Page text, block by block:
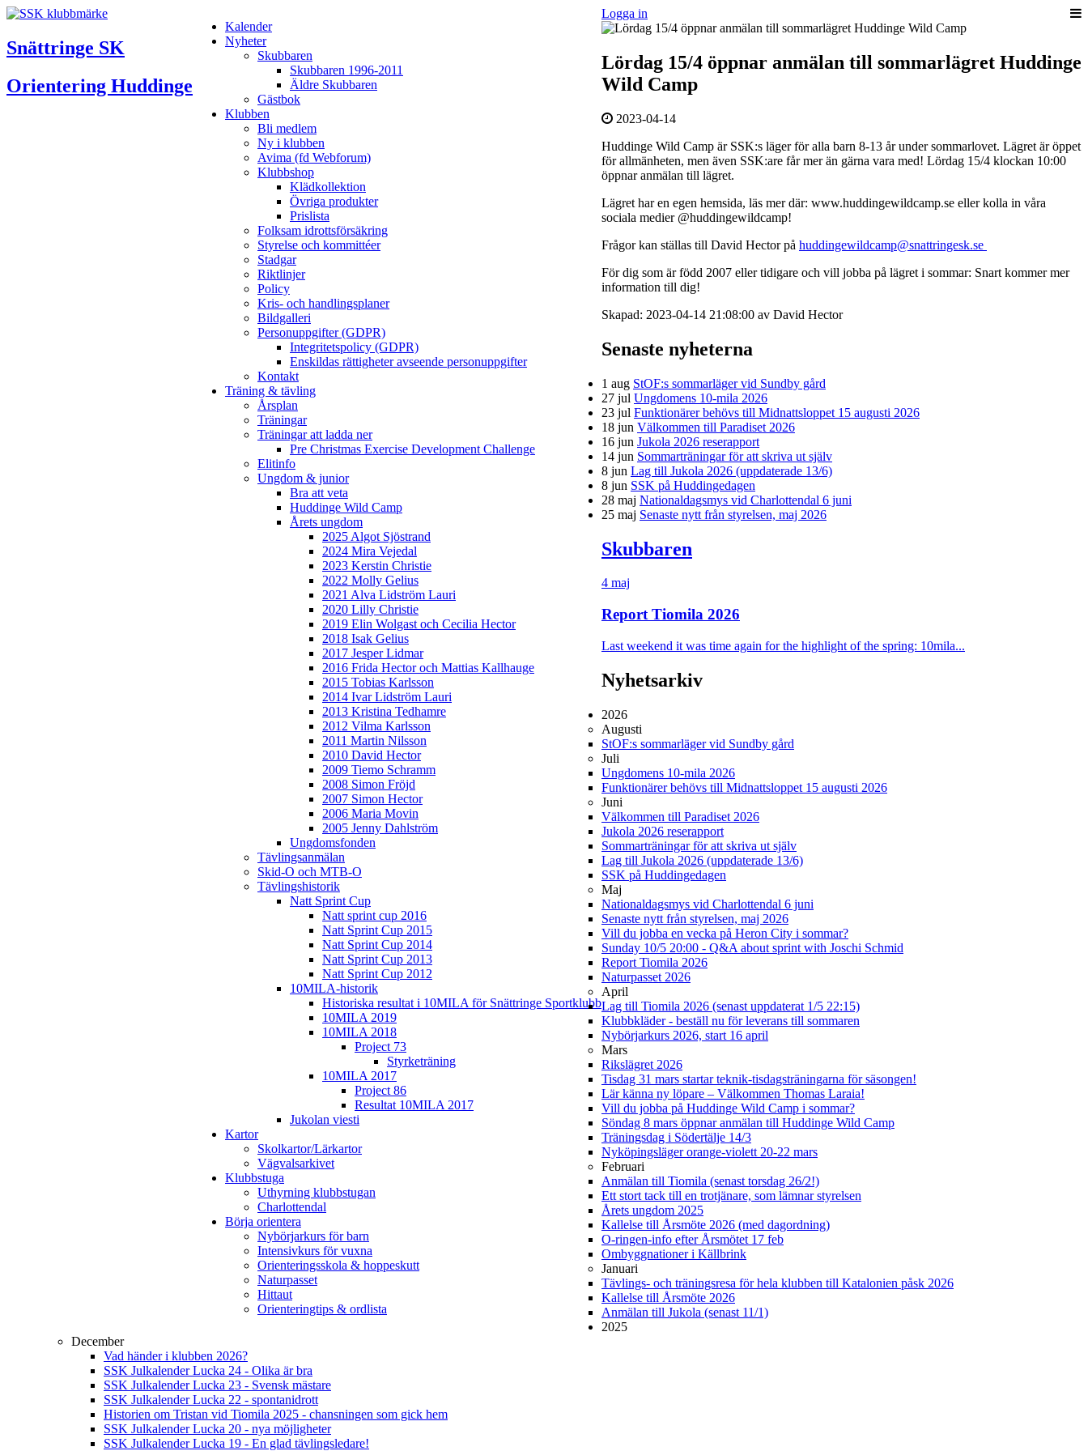
Logga in
Snättringe SK
Orientering Huddinge
Kalender
Nyheter
Skubbaren
Skubbaren 1996-2011
Äldre Skubbaren
Gästbok
Klubben
Bli medlem
Ny i klubben
Avima (fd Webforum)
Klubbshop
Klädkollektion
Övriga produkter
Prislista
Folksam idrottsförsäkring
Styrelse och kommittéer
Stadgar
Riktlinjer
Policy
Kris- och handlingsplaner
Bildgalleri
Personuppgifter (GDPR)
Integritetspolicy (GDPR)
Enskildas rättigheter avseende personuppgifter
Kontakt
Träning & tävling
Årsplan
Träningar
Träningar att ladda ner
Pre Christmas Exercise Development Challenge
Elitinfo
Ungdom & junior
Bra att veta
Huddinge Wild Camp
Årets ungdom
2025 Algot Sjöstrand
2024 Mira Vejedal
2023 Kerstin Christie
2022 Molly Gelius
2021 Alva Lidström Lauri
2020 Lilly Christie
2019 Elin Wolgast och Cecilia Hector
2018 Isak Gelius
2017 Jesper Lidmar
2016 Frida Hector och Mattias Kallhauge
2015 Tobias Karlsson
2014 Ivar Lidström Lauri
2013 Kristina Tedhamre
2012 Vilma Karlsson
2011 Martin Nilsson
2010 David Hector
2009 Tiemo Schramm
2008 Simon Fröjd
2007 Simon Hector
2006 Maria Movin
2005 Jenny Dahlström
Ungdomsfonden
Tävlingsanmälan
Skid-O och MTB-O
Tävlingshistorik
Natt Sprint Cup
Natt sprint cup 2016
Natt Sprint Cup 2015
Natt Sprint Cup 2014
Natt Sprint Cup 2013
Natt Sprint Cup 2012
10MILA-historik
Historiska resultat i 10MILA för Snättringe Sportklubb
10MILA 2019
10MILA 2018
Project 73
Styrketräning
10MILA 2017
Project 86
Resultat 10MILA 2017
Jukolan viesti
Kartor
Skolkartor/Lärkartor
Vägvalsarkivet
Klubbstuga
Uthyrning klubbstugan
Charlottendal
Börja orientera
Nybörjarkurs för barn
Intensivkurs för vuxna
Orienteringsskola & hoppeskutt
Naturpasset
Hittaut
Orienteringtips & ordlista
Lördag 15/4 öppnar anmälan till sommarlägret Huddinge
Wild Camp
2023-04-14
Huddinge Wild Camp är SSK:s läger för alla barn 8-13 år under sommarlovet. Lägret är öppet
för allmänheten, men även SSK:are får mer än gärna vara med! Lördag 15/4 klockan 10:00
öppnar anmälan till lägret.
Lägret har en egen hemsida, läs mer där: www.huddingewildcamp.se eller kolla in våra
sociala medier @huddingewildcamp!
Frågor kan ställas till David Hector på huddingewildcamp@snattringesk.se
För dig som är född 2007 eller tidigare och vill jobba på lägret i sommar: Snart kommer mer
information till dig!
Skapad: 2023-04-14 21:08:00 av David Hector
Senaste nyheterna
1 aug StOF:s sommarläger vid Sundby gård
27 jul Ungdomens 10-mila 2026
23 jul Funktionärer behövs till Midnattsloppet 15 augusti 2026
18 jun Välkommen till Paradiset 2026
16 jun Jukola 2026 reserapport
14 jun Sommarträningar för att skriva ut själv
8 jun Lag till Jukola 2026 (uppdaterade 13/6)
8 jun SSK på Huddingedagen
28 maj Nationaldagsmys vid Charlottendal 6 juni
25 maj Senaste nytt från styrelsen, maj 2026
Skubbaren
4 maj
Report Tiomila 2026
Last weekend it was time again for the highlight of the spring: 10mila...
Nyhetsarkiv
2026
Augusti
StOF:s sommarläger vid Sundby gård
Juli
Ungdomens 10-mila 2026
Funktionärer behövs till Midnattsloppet 15 augusti 2026
Juni
Välkommen till Paradiset 2026
Jukola 2026 reserapport
Sommarträningar för att skriva ut själv
Lag till Jukola 2026 (uppdaterade 13/6)
SSK på Huddingedagen
Maj
Nationaldagsmys vid Charlottendal 6 juni
Senaste nytt från styrelsen, maj 2026
Vill du jobba en vecka på Heron City i sommar?
Sunday 10/5 20:00 - Q&A about sprint with Joschi Schmid
Report Tiomila 2026
Naturpasset 2026
April
Lag till Tiomila 2026 (senast uppdaterat 1/5 22:15)
Klubbkläder - beställ nu för leverans till sommaren
Nybörjarkurs 2026, start 16 april
Mars
Rikslägret 2026
Tisdag 31 mars startar teknik-tisdagsträningarna för säsongen!
Lär känna ny löpare – Välkommen Thomas Laraia!
Vill du jobba på Huddinge Wild Camp i sommar?
Söndag 8 mars öppnar anmälan till Huddinge Wild Camp
Träningsdag i Södertälje 14/3
Nyköpingsläger orange-violett 20-22 mars
Februari
Anmälan till Tiomila (senast torsdag 26/2!)
Ett stort tack till en trotjänare, som lämnar styrelsen
Årets ungdom 2025
Kallelse till Årsmöte 2026 (med dagordning)
O-ringen-info efter Årsmötet 17 feb
Ombyggnationer i Källbrink
Januari
Tävlings- och träningsresa för hela klubben till Katalonien påsk 2026
Kallelse till Årsmöte 2026
Anmälan till Jukola (senast 11/1)
2025
December
Vad händer i klubben 2026?
SSK Julkalender Lucka 24 - Olika är bra
SSK Julkalender Lucka 23 - Svensk mästare
SSK Julkalender Lucka 22 - spontanidrott
Historien om Tristan vid Tiomila 2025 - chansningen som gick hem
SSK Julkalender Lucka 20 - nya möjligheter
SSK Julkalender Lucka 19 - En glad tävlingsledare!